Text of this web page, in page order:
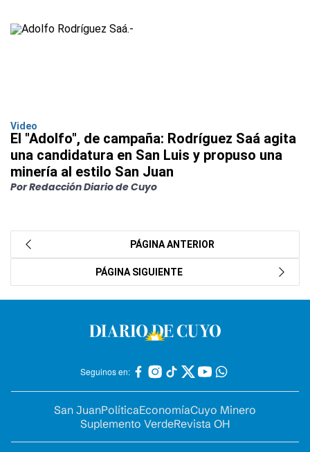
Video
El "Adolfo", de campaña: Rodríguez Saá agita
una candidatura en San Luis y propuso una
minería al estilo San Juan
Por Redacción Diario de Cuyo
PÁGINA ANTERIOR
PÁGINA SIGUIENTE
Seguinos en:
San JuanPolíticaEconomíaCuyo Minero
Suplemento VerdeRevista OH